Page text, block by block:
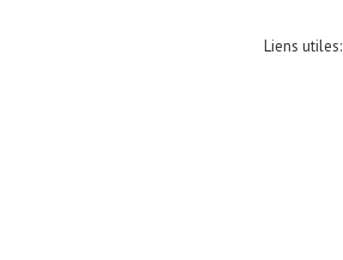
Liens utiles: